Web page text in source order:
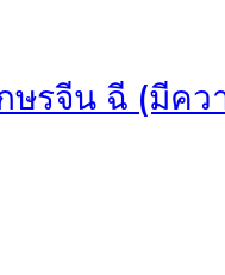
กษรจีน ฉี (มีค